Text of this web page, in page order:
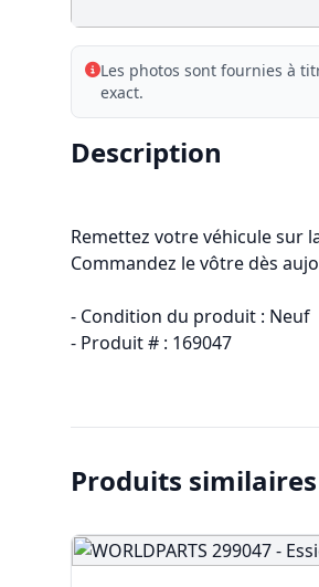
Les photos sont fournies à
exact.
Description
Remettez votre véhicule sur
Commandez le vôtre dès
- Condition du produit : Neuf
- Produit # : 169047
Produits similaires